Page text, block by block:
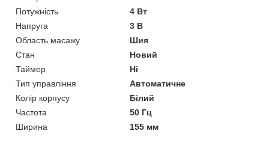
Потужність
4 Вт
Напруга
3 В
Область масажу
Шия
Стан
Новий
Таймер
Ні
Тип управління
Автоматичне
Колір корпусу
Білий
Частота
50 Гц
Ширина
155 мм